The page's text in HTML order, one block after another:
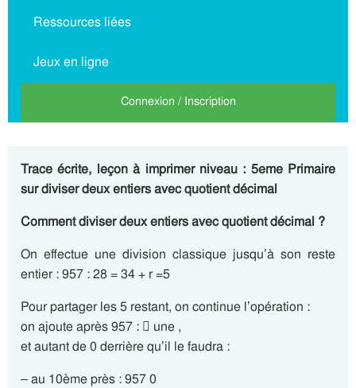
Ressources liées
Jeux en ligne
Connexion / Inscription
Trace écrite, leçon à imprimer niveau : 5eme Primaire
sur diviser deux entiers avec quotient décimal
Comment diviser deux entiers avec quotient décimal ?
On effectue une division classique jusqu’à son reste
entier : 957 : 28 = 34 + r =5
Pour partager les 5 restant, on continue l’opération :
on ajoute après 957 :  une ,
et autant de 0 derrière qu’il le faudra :
– au 10ème près : 957 0